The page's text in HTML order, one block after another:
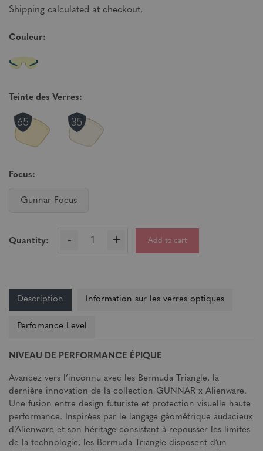
Shipping calculated at checkout.
Couleur:
Teinte des Verres:
Focus:
Gunnar Focus
Quantity: - + Add to cart
Description Information sur les verres optiques
Perfomance Level
NIVEAU DE PERFORMANCE ÉPIQUE
Avancez vers l’inconnu avec les Bermuda Triangle, la
dernière innovation de la collection GUNNAR x Alienware.
Une fusion entre design futuriste et protection visuelle haute
performance. Inspirées par le langage géométrique audacieux
d’Alienware et son héritage consistant à repousser les limites
de la technologie, les Bermuda Triangle disposent d’un